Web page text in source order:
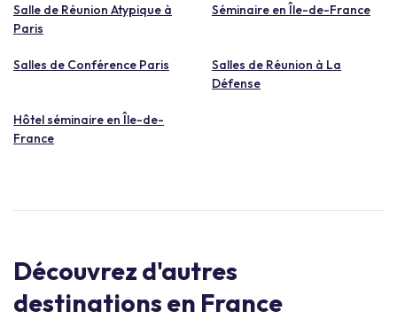
Salle de Réunion Atypique à
Paris
Séminaire en Île-de-France
Salles de Conférence Paris
Salles de Réunion à La
Défense
Hôtel séminaire en Île-de-
France
Découvrez d'autres
destinations en France